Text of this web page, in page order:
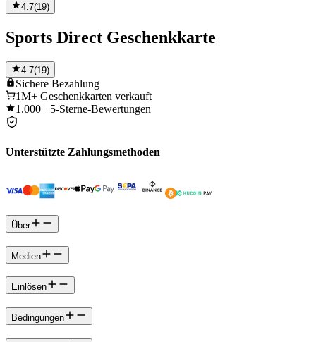
4.7(19)
Sports Direct Geschenkkarte
4.7(19)
Sichere Bezahlung
1M+ Geschenkkarten verkauft
1.000+ 5-Sterne-Bewertungen
Unterstützte Zahlungsmethoden
Über
Medien
Einlösen
Bedingungen